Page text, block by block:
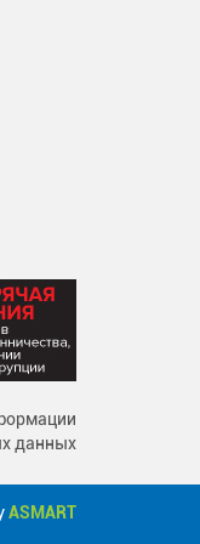
данных
ASMART